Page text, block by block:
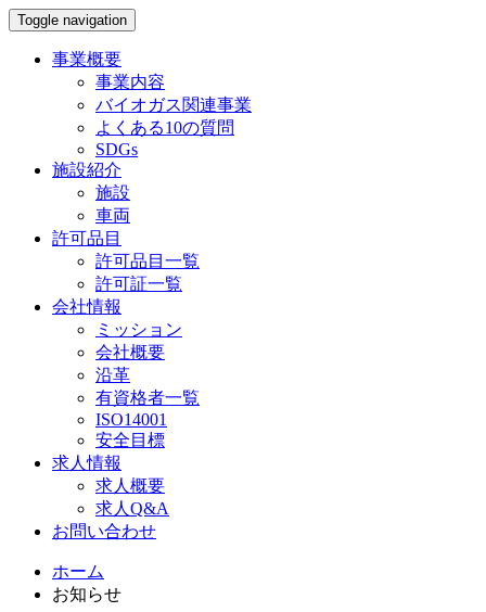
Toggle navigation
事業概要
事業内容
バイオガス関連事業
よくある10の質問
SDGs
施設紹介
施設
車両
許可品目
許可品目一覧
許可証一覧
会社情報
ミッション
会社概要
沿革
有資格者一覧
ISO14001
安全目標
求人情報
求人概要
求人Q&A
お問い合わせ
ホーム
お知らせ